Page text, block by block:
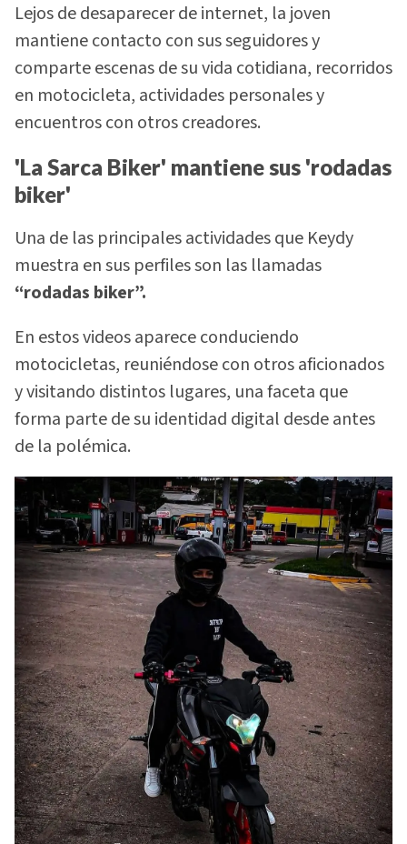
Lejos de desaparecer de internet, la joven
mantiene contacto con sus seguidores y
comparte escenas de su vida cotidiana, recorridos
en motocicleta, actividades personales y
encuentros con otros creadores.
'La Sarca Biker' mantiene sus 'rodadas
biker'
Una de las principales actividades que Keydy
muestra en sus perfiles son las llamadas
“rodadas biker”.
En estos videos aparece conduciendo
motocicletas, reuniéndose con otros aficionados
y visitando distintos lugares, una faceta que
forma parte de su identidad digital desde antes
de la polémica.